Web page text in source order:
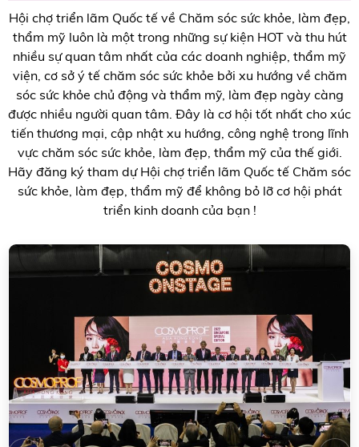
Hội chợ triển lãm Quốc tế về Chăm sóc sức khỏe, làm đẹp,
thẩm mỹ luôn là một trong những sự kiện HOT và thu hút
nhiều sự quan tâm nhất của các doanh nghiệp, thẩm mỹ
viện, cơ sở ý tế chăm sóc sức khỏe bởi xu hướng về chăm
sóc sức khỏe chủ động và thẩm mỹ, làm đẹp ngày càng
được nhiều người quan tâm. Đây là cơ hội tốt nhất cho xúc
tiến thương mại, cập nhật xu hướng, công nghệ trong lĩnh
vực chăm sóc sức khỏe, làm đẹp, thẩm mỹ của thế giới.
Hãy đăng ký tham dự Hội chợ triển lãm Quốc tế Chăm sóc
sức khỏe, làm đẹp, thẩm mỹ để không bỏ lỡ cơ hội phát
triển kinh doanh của bạn !